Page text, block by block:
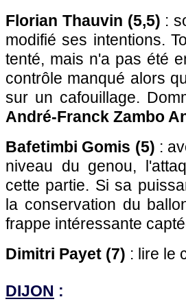
Florian Thauvin (5,5) :
modifié ses intentions.
tenté, mais n'a pas été
contrôle manqué alors
sur un cafouillage.
André-Franck Zambo
Bafetimbi Gomis (5) :
niveau du genou,
cette partie. Si sa
la conservation du
frappe intéressante
Dimitri Payet (7) : lire le
DIJON :